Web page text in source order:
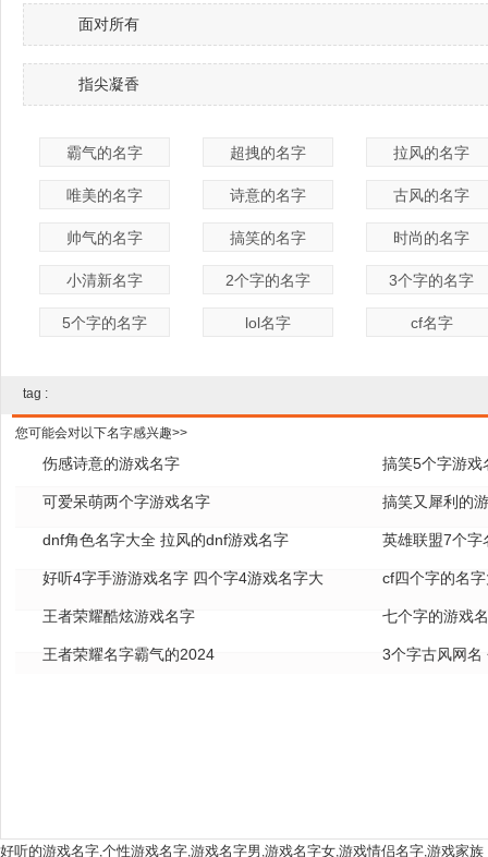
面对所有
指尖凝香
霸气的名字 超拽的名字 拉风的名字
唯美的名字 诗意的名字 古风的名字
帅气的名字 搞笑的名字 时尚的名字
小清新名字 2个字的名字 3个字的名字
5个字的名字 lol名字 cf名字
tag :
您可能会对以下名字感兴趣>>
伤感诗意的游戏名字 搞笑5个字游戏
可爱呆萌两个字游戏名字 搞笑又犀利的
dnf角色名字大全 拉风的dnf游戏名字 英雄联盟7个字
好听4字手游游戏名字 四个字4游戏名字大
全
cf四个字的名
王者荣耀酷炫游戏名字 七个字的游戏
王者荣耀名字霸气的2024 3个字古风网名
好听的游戏名字,个性游戏名字,游戏名字男 ,游戏名字女,游戏情侣名字,游戏家族